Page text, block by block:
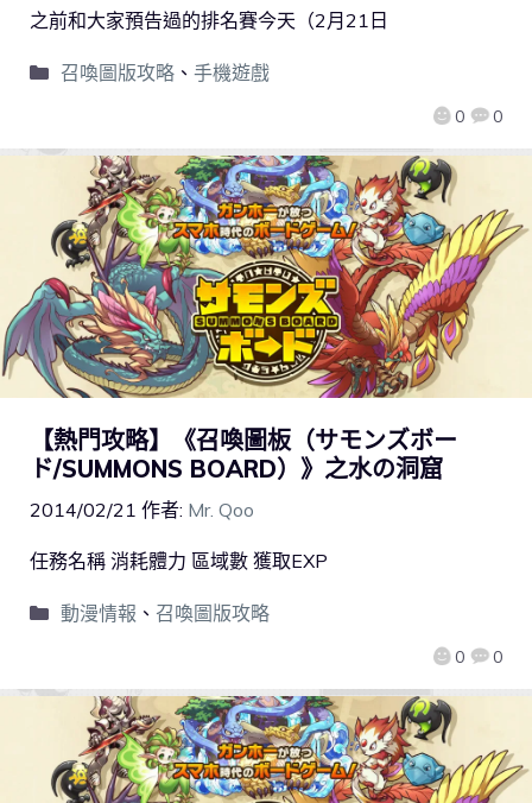
0 0
之前和大家預告過的排名賽今天（2月21日
召喚圖版攻略、 手機遊戲
【熱門攻略】《召喚圖板（サモンズボー
ド/SUMMONS BOARD）》之水の洞窟
2014/02/21 作者: Mr. Qoo
0 0
任務名稱 消耗體力 區域數 獲取EXP
動漫情報 、 召喚圖版攻略